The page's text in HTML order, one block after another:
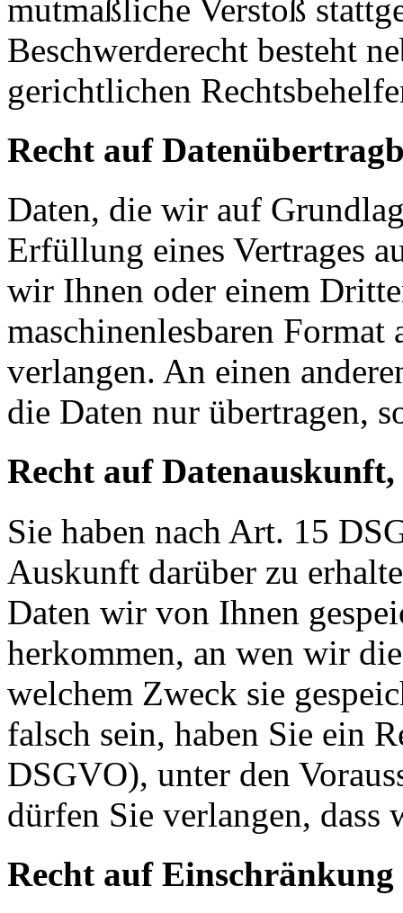
mutmaßliche Verstoß
Beschwerderecht besteht
gerichtlichen
Recht auf
Daten, die wir auf
Erfüllung eines Vertrages
wir Ihnen oder einem
maschinenlesbaren Format
verlangen. An einen
die Daten nur übertragen,
Recht auf
Sie haben nach Art. 15
Auskunft darüber zu
Daten wir von Ihnen
herkommen, an wen wir
welchem Zweck sie
falsch sein, haben Sie ein
DSGVO), unter den
dürfen Sie verlangen, dass
Recht auf